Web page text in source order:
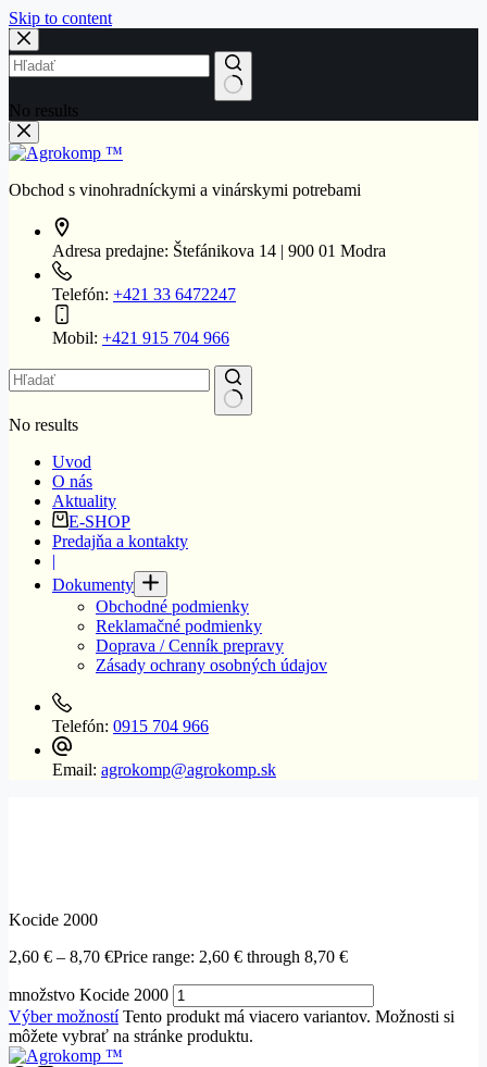
Skip to content
No results
Obchod s vinohradníckymi a vinárskymi potrebami
Adresa predajne: Štefánikova 14 | 900 01 Modra
Telefón: +421 33 6472247
Mobil: +421 915 704 966
No results
Uvod
O nás
Aktuality
E-SHOP
Predajňa a kontakty
|
Dokumenty
Obchodné podmienky
Reklamačné podmienky
Doprava / Cenník prepravy
Zásady ochrany osobných údajov
Telefón: 0915 704 966
Email: agrokomp@agrokomp.sk
Kocide 2000
2,60 € – 8,70 €Price range: 2,60 € through 8,70 €
množstvo Kocide 2000
Výber možností Tento produkt má viacero variantov. Možnosti si
môžete vybrať na stránke produktu.